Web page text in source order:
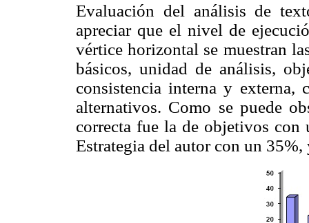
Evaluación del análisis de
apreciar que el nivel de
vértice horizontal se muestran
básicos, unidad de análisis,
consistencia interna y externa,
alternativos. Como se puede
correcta fue la de objetivos con
Estrategia del autor con un